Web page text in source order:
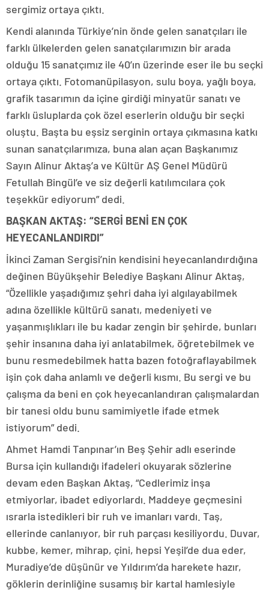
sergimiz ortaya çıktı.
Kendi alanında Türkiye’nin önde gelen sanatçıları ile
farklı ülkelerden gelen sanatçılarımızın bir arada
olduğu 15 sanatçımız ile 40’ın üzerinde eser ile bu seçki
ortaya çıktı. Fotomanüpilasyon, sulu boya, yağlı boya,
grafik tasarımın da içine girdiği minyatür sanatı ve
farklı üsluplarda çok özel eserlerin olduğu bir seçki
oluştu. Başta bu eşsiz serginin ortaya çıkmasına katkı
sunan sanatçılarımıza, buna alan açan Başkanımız
Sayın Alinur Aktaş’a ve Kültür AŞ Genel Müdürü
Fetullah Bingül’e ve siz değerli katılımcılara çok
teşekkür ediyorum” dedi.
BAŞKAN AKTAŞ: “SERGİ BENİ EN ÇOK
HEYECANLANDIRDI”
İkinci Zaman Sergisi’nin kendisini heyecanlandırdığına
değinen Büyükşehir Belediye Başkanı Alinur Aktaş,
“Özellikle yaşadığımız şehri daha iyi algılayabilmek
adına özellikle kültürü sanatı, medeniyeti ve
yaşanmışlıkları ile bu kadar zengin bir şehirde, bunları
şehir insanına daha iyi anlatabilmek, öğretebilmek ve
bunu resmedebilmek hatta bazen fotoğraflayabilmek
işin çok daha anlamlı ve değerli kısmı. Bu sergi ve bu
çalışma da beni en çok heyecanlandıran çalışmalardan
bir tanesi oldu bunu samimiyetle ifade etmek
istiyorum” dedi.
Ahmet Hamdi Tanpınar’ın Beş Şehir adlı eserinde
Bursa için kullandığı ifadeleri okuyarak sözlerine
devam eden Başkan Aktaş, “Cedlerimiz inşa
etmiyorlar, ibadet ediyorlardı. Maddeye geçmesini
ısrarla istedikleri bir ruh ve imanları vardı. Taş,
ellerinde canlanıyor, bir ruh parçası kesiliyordu. Duvar,
kubbe, kemer, mihrap, çini, hepsi Yeşil’de dua eder,
Muradiye’de düşünür ve Yıldırım’da harekete hazır,
göklerin derinliğine susamış bir kartal hamlesiyle